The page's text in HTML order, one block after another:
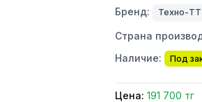
Бренд: Техно-ТТ
Страна
Наличие:
Под
Цена: 191 700 тг